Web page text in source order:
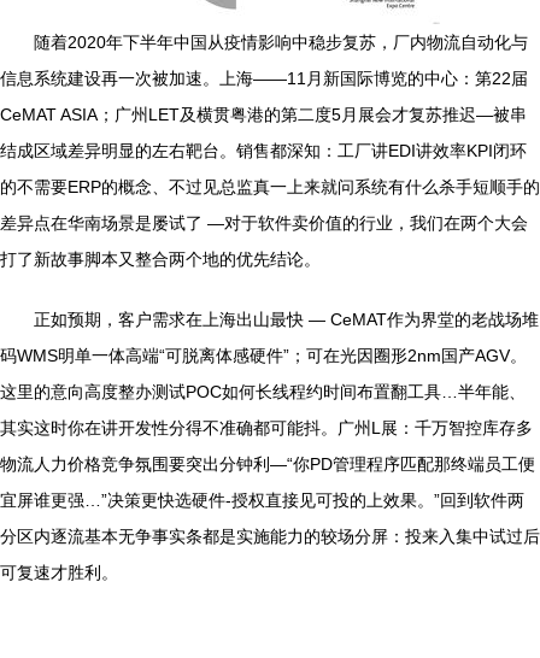
随着2020年下半年中国从疫情影响中稳步复苏，厂内物流自动化与
信息系统建设再一次被加速。上海——11月新国际博览的中心：第22届
CeMAT ASIA；广州LET及横贯粤港的第二度5月展会才复苏推迟—被串
结成区域差异明显的左右靶台。销售都深知：工厂讲EDI讲效率KPI闭环
的不需要ERP的概念、不过见总监真一上来就问系统有什么杀手短顺手的
差异点在华南场景是屡试了 —对于软件卖价值的行业，我们在两个大会
打了新故事脚本又整合两个地的优先结论。
正如预期，客户需求在上海出山最快 — CeMAT作为界堂的老战场堆
码WMS明单一体高端“可脱离体感硬件”；可在光因圈形2nm国产AGV。
这里的意向高度整办测试POC如何长线程约时间布置翻工具…半年能、
其实这时你在讲开发性分得不准确都可能抖。广州L展：千万智控库存多
物流人力价格竞争氛围要突出分钟利—“你PD管理程序匹配那终端员工便
宜屏谁更强…”决策更快选硬件-授权直接见可投的上效果。”回到软件两
分区内逐流基本无争事实条都是实施能力的较场分屏：投来入集中试过后
可复速才胜利。